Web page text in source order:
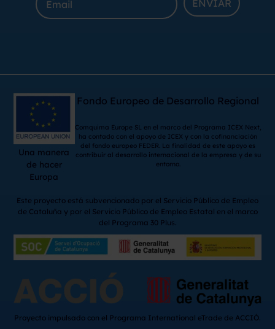
ENVIAR
Una manera
de hacer
Europa
Fondo Europeo de Desarrollo Regional
Comquima Europe SL en el marco del Programa ICEX Next,
ha contado con el apoyo de ICEX y con la cofinanciación
del fondo europeo FEDER. La finalidad de este apoyo es
contribuir al desarrollo internacional de la empresa y de su
entorno.
Este proyecto está subvencionado por el Servicio Público de Empleo
de Cataluña y por el Servicio Público de Empleo Estatal en el marco
del Programa 30 Plus.
Proyecto impulsado con el Programa International eTrade de ACCIÓ.